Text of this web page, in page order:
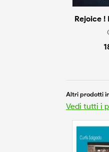
Rejoice !
Altri prodotti
Vedi tutti i